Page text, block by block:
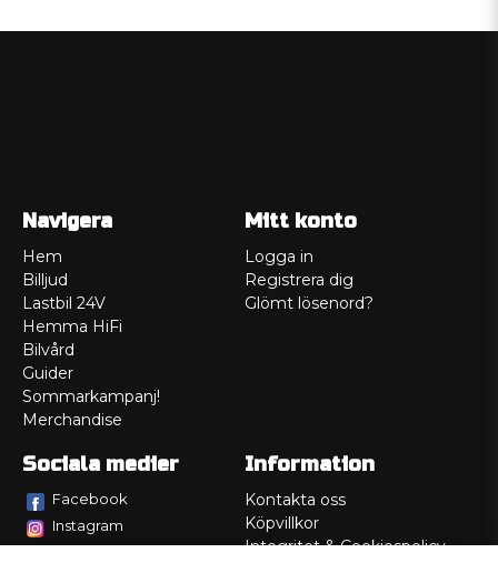
Navigera
Hem
Billjud
Lastbil 24V
Hemma HiFi
Bilvård
Guider
Sommarkampanj!
Merchandise
Mitt konto
Logga in
Registrera dig
Glömt lösenord?
Sociala medier
Facebook
Instagram
Information
Kontakta oss
Köpvillkor
Integritet & Cookiespolicy